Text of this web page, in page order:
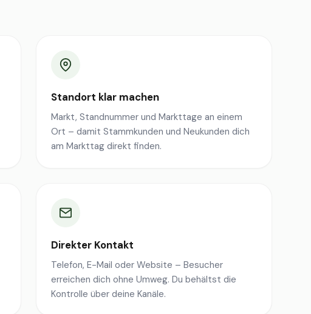
Standort klar machen
Markt, Standnummer und Markttage an einem
Ort – damit Stammkunden und Neukunden dich
am Markttag direkt finden.
Direkter Kontakt
Telefon, E-Mail oder Website – Besucher
erreichen dich ohne Umweg. Du behältst die
Kontrolle über deine Kanäle.